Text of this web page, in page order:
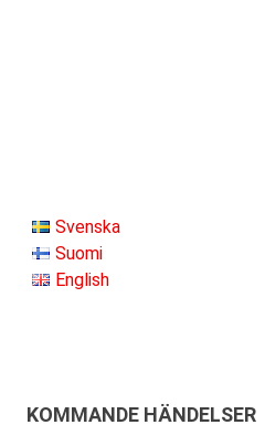
Svenska
Suomi
English
KOMMANDE HÄNDELSER